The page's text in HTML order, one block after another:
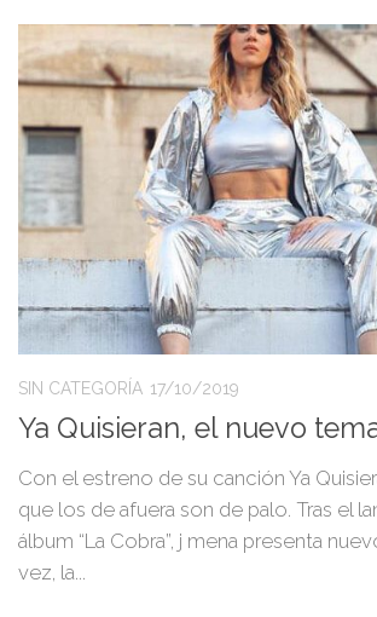
SIN CATEGORÍA 17/10/2019
Ya Quisieran, el nuevo
Con el estreno de su canción Ya
que los de afuera son de palo. Tras el
álbum “La Cobra”, j mena presenta
vez, la...